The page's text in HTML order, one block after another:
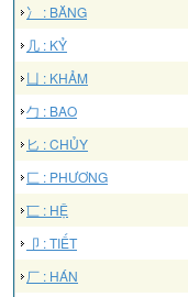
冫 : BĂNG
几 : KỶ
凵 : KHẢM
勹 : BAO
匕 : CHỦY
匚 : PHƯƠNG
匸 : HỆ
卩 : TIẾT
厂 : HÁN